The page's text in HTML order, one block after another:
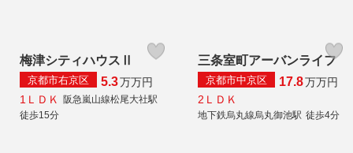
梅津シティハウスⅡ
京都市右京区 5.3万万円
1ＬＤＫ
阪急嵐山線松尾大社駅
徒歩15分
三条室町アーバンライフ
京都市中京区 17.8万万円
2ＬＤＫ
地下鉄烏丸線烏丸御池駅 徒歩4分